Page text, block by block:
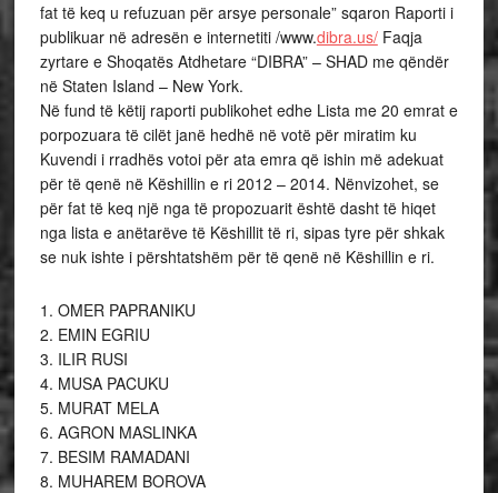
fat të keq u refuzuan për arsye personale” sqaron Raporti i
publikuar në adresën e internetiti /www.dibra.us/Faqja
zyrtare e Shoqatës Atdhetare “DIBRA” – SHAD me qëndër
në Staten Island – New York.
Në fund të këtij raporti publikohet edhe Lista me 20 emrat e
porpozuara të cilët janë hedhë në votë për miratim ku
Kuvendi i rradhës votoi për ata emra që ishin më adekuat
për të qenë në Këshillin e ri 2012 – 2014. Nënvizohet, se
për fat të keq një nga të propozuarit është dasht të hiqet
nga lista e anëtarëve të Këshillit të ri, sipas tyre për shkak
se nuk ishte i përshtatshëm për të qenë në Këshillin e ri.
1. OMER PAPRANIKU
2. EMIN EGRIU
3. ILIR RUSI
4. MUSA PACUKU
5. MURAT MELA
6. AGRON MASLINKA
7. BESIM RAMADANI
8. MUHAREM BOROVA